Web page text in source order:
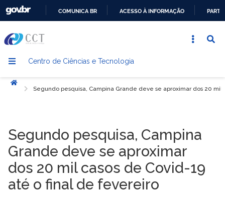
CONTEÚDO
COMUNICA BR ACESSO À INFORMAÇÃO
Centro de Ciências e Tecnologia
Início
Segundo pesquisa, Campina Grande deve se aproximar dos 20
Segundo pesquisa, Campina
Grande deve se aproximar
dos 20 mil casos de Covid-19
até o final de fevereiro